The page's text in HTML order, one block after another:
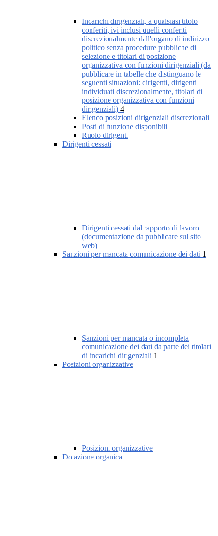
Incarichi dirigenziali, a qualsiasi titolo
conferiti, ivi inclusi quelli conferiti
discrezionalmente dall'organo di indirizzo
politico senza procedure pubbliche di
selezione e titolari di posizione
organizzativa con funzioni dirigenziali (da
pubblicare in tabelle che distinguano le
seguenti situazioni: dirigenti, dirigenti
individuati discrezionalmente, titolari di
posizione organizzativa con funzioni
dirigenziali) 4
Elenco posizioni dirigenziali discrezionali
Posti di funzione disponibili
Ruolo dirigenti
Dirigenti cessati
Dirigenti cessati dal rapporto di lavoro
(documentazione da pubblicare sul sito
web)
Sanzioni per mancata comunicazione dei dati 1
Sanzioni per mancata o incompleta
comunicazione dei dati da parte dei titolari
di incarichi dirigenziali 1
Posizioni organizzative
Posizioni organizzative
Dotazione organica